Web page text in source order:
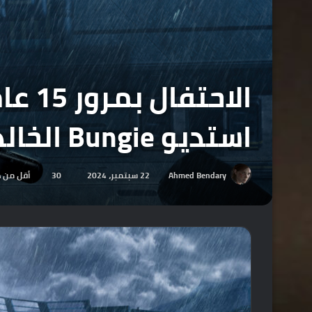
استديو Bungie الخالدة.
Ahmed Bendary 22 سبتمبر، 2024 30 أقل من